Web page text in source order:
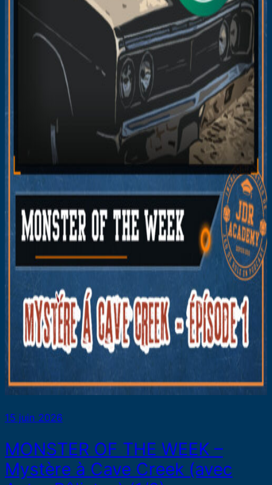
15 juin 2026
MONSTER OF THE WEEK –
Mystère à Cave Creek (avec